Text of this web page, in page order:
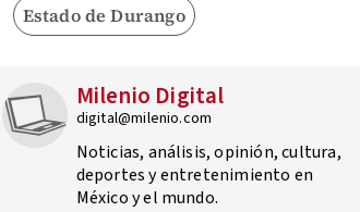
Estado de Durango
Milenio Digital
digital@milenio.com
Noticias, análisis, opinión, cultura,
deportes y entretenimiento en
México y el mundo.